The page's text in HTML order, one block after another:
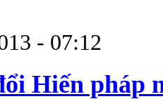
- 07:12
Hiến pháp